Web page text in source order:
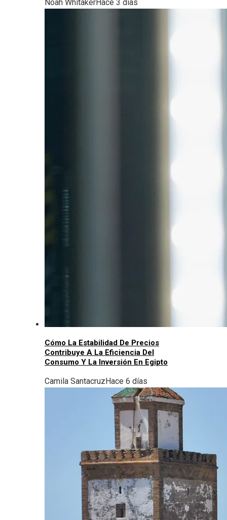
Noah WhitakerHace 3 días
Cómo La Estabilidad De Precios
Contribuye A La Eficiencia Del
Consumo Y La Inversión En Egipto
Camila Santacruz Hace 6 días